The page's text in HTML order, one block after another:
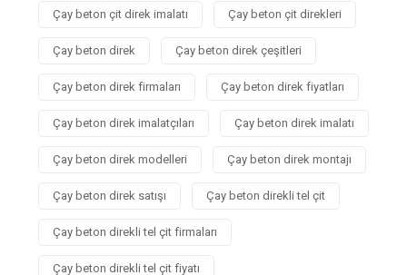
Çay beton çit direk imalatı Çay beton çit direkleri
Çay beton direk Çay beton direk çeşitleri
Çay beton direk firmaları Çay beton direk fiyatları
Çay beton direk imalatçıları Çay beton direk imalatı
Çay beton direk modelleri Çay beton direk montajı
Çay beton direk satışı Çay beton direkli tel çit
Çay beton direkli tel çit firmaları
Çay beton direkli tel çit fiyatı